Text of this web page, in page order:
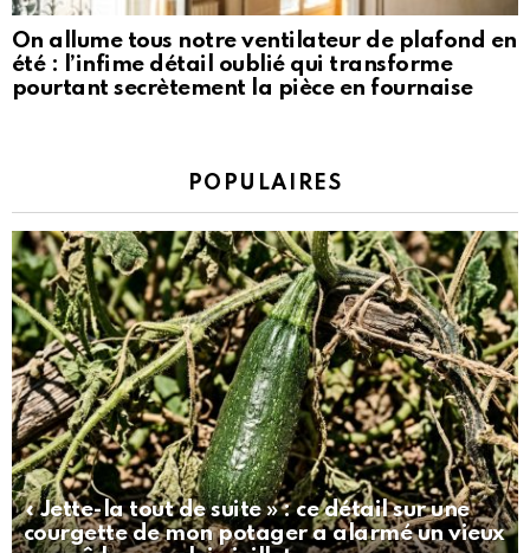
On allume tous notre ventilateur de plafond en
été : l’infime détail oublié qui transforme
pourtant secrètement la pièce en fournaise
POPULAIRES
« Jette-la tout de suite » : ce détail sur une
courgette de mon potager a alarmé un vieux